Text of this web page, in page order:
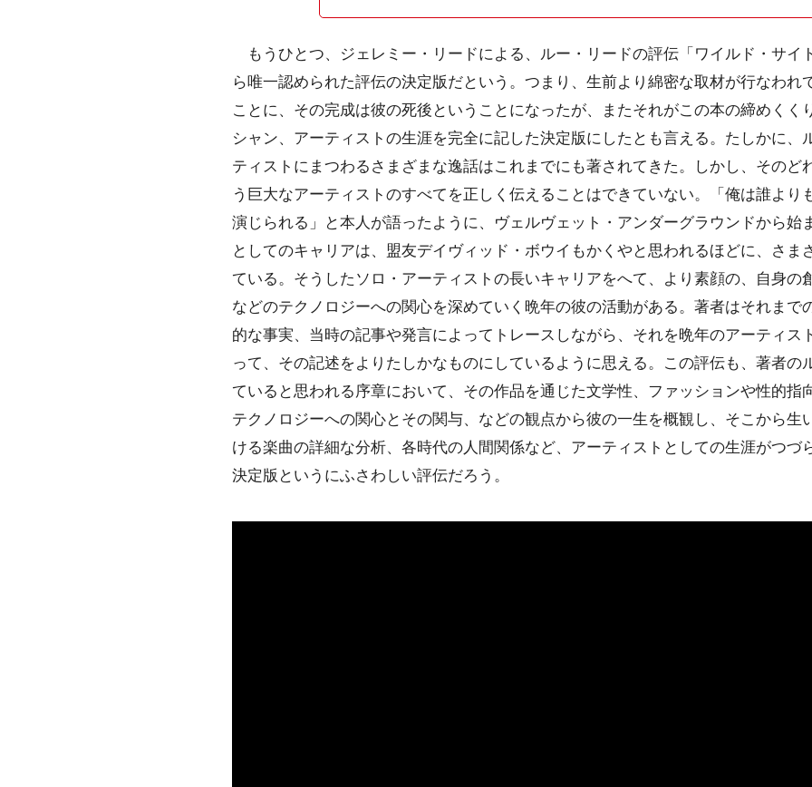
もうひとつ、ジェレミー・リードによる、ルー・リードの評伝「ワイルド・サイ
ら唯一認められた評伝の決定版だという。つまり、生前より綿密な取材が行なわれ
ことに、その完成は彼の死後ということになったが、またそれがこの本の締めくく
シャン、アーティストの生涯を完全に記した決定版にしたとも言える。たしかに、
ティストにまつわるさまざまな逸話はこれまでにも著されてきた。しかし、そのど
う巨大なアーティストのすべてを正しく伝えることはできていない。「俺は誰より
演じられる」と本人が語ったように、ヴェルヴェット・アンダーグラウンドから始
としてのキャリアは、盟友デイヴィッド・ボウイもかくやと思われるほどに、さま
ている。そうしたソロ・アーティストの長いキャリアをへて、より素顔の、自身の
などのテクノロジーへの関心を深めていく晩年の彼の活動がある。著者はそれまで
的な事実、当時の記事や発言によってトレースしながら、それを晩年のアーティス
って、その記述をよりたしかなものにしているように思える。この評伝も、著者の
ていると思われる序章において、その作品を通じた文学性、ファッションや性的指
テクノロジーへの関心とその関与、などの観点から彼の一生を概観し、そこから生
ける楽曲の詳細な分析、各時代の人間関係など、アーティストとしての生涯がつづ
決定版というにふさわしい評伝だろう。